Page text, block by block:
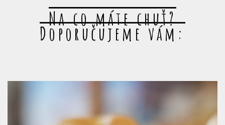
Na co máte chuť?
Doporučujeme vám: